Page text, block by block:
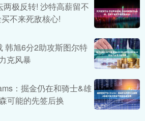
两极反转! 沙特高薪留不
不来死敌核心!
韩旭6分2助攻斯图尔特
克风暴
：掘金仍在和骑士&雄
可能的先签后换